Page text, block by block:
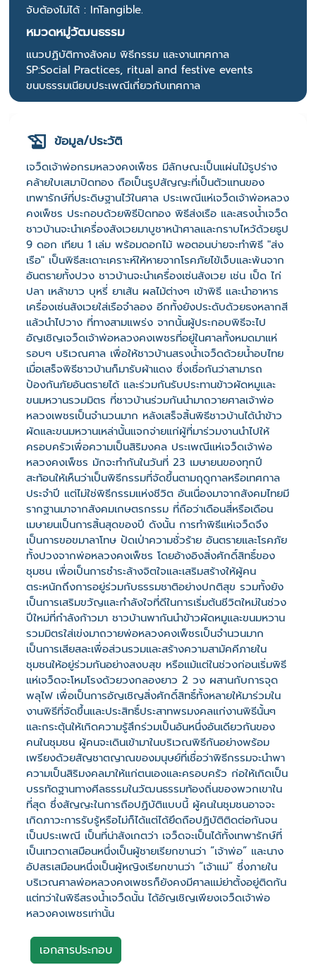
จับต้องไม่ได้ : InTangible.
หมวดหมู่วัฒนธรรม
แนวปฏิบัติทางสังคม พิธีกรรม และงานเทศกาล
SP:Social Practices, ritual and festive events
ขนบธรรมเนียบประเพณีเกี่ยวกับเทศกาล
ข้อมูล/ประวัติ
เจว็ดเจ้าพ่อกรมหลวงคงเพ็ชร มีลักษณะเป็นแผ่นไม้รูปร่าง
คล้ายใบเสมาปิดทอง ถือเป็นรูปสัญญะที่เป็นตัวแทนของ
เทพารักษ์ที่ประดิษฐานไว้ในศาล ประเพณีแห่เจว็ดเจ้าพ่อหลวง
คงเพ็ชร ประกอบด้วยพิธีปิดทอง พิธีส่งเรือ และสรงน้ำเจว็ด
ชาวบ้านจะนำเครื่องสังเวยมาบูชาหน้าศาลและกราบไหว้ด้วยธูป
9 ดอก เทียน 1 เล่ม พร้อมดอกไม้ พอตอนบ่ายจะทำพิธี "ส่ง
เรือ" เป็นพิธีสะเดาะเคราะห์ให้หายจากโรคภัยไข้เจ็บและพ้นจาก
อันตรายทั้งปวง ชาวบ้านจะนำเครื่องเซ่นสังเวย เช่น เป็ด ไก่
ปลา เหล้าขาว บุหรี่ ยาเส้น ผลไม้ต่างๆ เข้าพิธี และนำอาหาร
เครื่องเซ่นสังเวยใส่เรือจำลอง อีกทั้งยังประดับด้วยธงหลากสี
แล้วนำไปวาง ที่ทางสามแพร่ง จากนั้นผู้ประกอบพิธีจะไป
อัญเชิญเจว็ดเจ้าพ่อหลวงคงเพชรที่อยู่ในศาลทั้งหมดมาแห่
รอบๆ บริเวณศาล เพื่อให้ชาวบ้านสรงน้ำเจว็ดด้วยน้ำอบไทย
เมื่อเสร็จพิธีชาวบ้านก็มารับผ้าแดง ซึ่งเชื่อกันว่าสามารถ
ป้องกันภัยอันตรายได้ และร่วมกันรับประทานข้าวผัดหมูและ
ขนมหวานรวมมิตร ที่ชาวบ้านร่วมกันนำมาถวายศาลเจ้าพ่อ
หลวงเพชรเป็นจำนวนมาก หลังเสร็จสิ้นพิธีชาวบ้านได้นำข้าว
ผัดและขนมหวานเหล่านั้นแจกจ่ายแก่ผู้ที่มาร่วมงานนำไปให้
ครอบครัวเพื่อความเป็นสิริมงคล ประเพณีแห่เจว็ดเจ้าพ่อ
หลวงคงเพ็ชร มักจะทำกันในวันที่ 23 เมษายนของทุกปี
สะท้อนให้เห็นว่าเป็นพิธีกรรมที่จัดขึ้นตามฤดูกาลหรือเทศกาล
ประจำปี แต่ไม่ใช่พิธีกรรมแห่งชีวิต อันเนื่องมาจากสังคมไทยมี
รากฐานมาจากสังคมเกษตรกรรม ที่ถือว่าเดือนสี่หรือเดือน
เมษายนเป็นการสิ้นสุดของปี ดังนั้น การทำพิธีแห่เจว็ดจึง
เป็นการขอขมาลาโทษ ปัดเป่าความชั่วร้าย อันตรายและโรคภัย
ทั้งปวงจากพ่อหลวงคงเพ็ชร โดยอ้างอิงสิ่งศักดิ์สิทธิ์ของ
ชุมชน เพื่อเป็นการชำระล้างจิตใจและเสริมสร้างให้ผู้คน
ตระหนักถึงการอยู่ร่วมกับธรรมชาติอย่างปกติสุข รวมทั้งยัง
เป็นการเสริมขวัญและกำลังใจที่ดีในการเริ่มต้นชีวิตใหม่ในช่วง
ปีใหม่ที่กำลังก้าวมา ชาวบ้านพากันนำข้าวผัดหมูและขนมหวาน
รวมมิตรใส่เข่งมาถวายพ่อหลวงคงเพ็ชรเป็นจำนวนมาก
เป็นการเสียสละเพื่อส่วนรวมและสร้างความสามัคคีภายใน
ชุมชนให้อยู่ร่วมกันอย่างสงบสุข หรือแม้แต่ในช่วงก่อนเริ่มพิธี
แห่เจว็ดจะโหมโรงด้วยวงกลองยาว 2 วง ผสานกับการจุด
พลุไฟ เพื่อเป็นการอัญเชิญสิ่งศักดิ์สิทธิ์ทั้งหลายให้มาร่วมใน
งานพิธีที่จัดขึ้นและประสิทธิ์ประสาทพรมงคลแก่งานพิธีนั้นๆ
และกระตุ้นให้เกิดความรู้สึกร่วมเป็นอันหนึ่งอันเดียวกันของ
คนในชุมชน ผู้คนจะเดินเข้ามาในบริเวณพิธีกันอย่างพร้อม
เพรียงด้วยสัญชาตญาณของมนุษย์ที่เชื่อว่าพิธีกรรมจะนำพา
ความเป็นสิริมงคลมาให้แก่ตนเองและครอบครัว ก่อให้เกิดเป็น
บรรทัดฐานทางศีลธรรมในวัฒนธรรมท้องถิ่นของพวกเขาใน
ที่สุด ซึ่งสัญญะในการถือปฏิบัติแบบนี้ ผู้คนในชุมชนอาจจะ
เกิดภาวะการรับรู้หรือไม่ก็ได้แต่ได้ยึดถือปฏิบัติติดต่อกันจน
เป็นประเพณี เป็นที่น่าสังเกตว่า เจว็ดจะเป็นได้ทั้งเทพารักษ์ที่
เป็นเทวดาเสมือนหนึ่งเป็นผู้ชายเรียกขานว่า “เจ้าพ่อ” และนาง
อัปสรเสมือนหนึ่งเป็นผู้หญิงเรียกขานว่า “เจ้าแม่” ซึ่งภายใน
บริเวณศาลพ่อหลวงคงเพชรก็ยังคงมีศาลแม่ย่าตั้งอยู่ติดกัน
แต่ทว่าในพิธีสรงน้ำเจว็ดนั้น ได้อัญเชิญเพียงเจว็ดเจ้าพ่อ
หลวงคงเพชรเท่านั้น
เอกสารประกอบ